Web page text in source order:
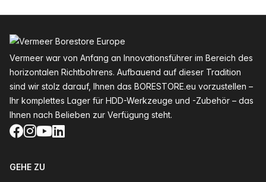
Vermeer war von Anfang an Innovationsführer im Bereich des
horizontalen Richtbohrens. Aufbauend auf dieser Tradition
sind wir stolz darauf, Ihnen das BORESTORE.eu vorzustellen –
Ihr komplettes Lager für HDD-Werkzeuge und -Zubehör – das
Ihnen nach Belieben zur Verfügung steht.
Facebook
Instagram
YouTube
LinkedIn
GEHE ZU